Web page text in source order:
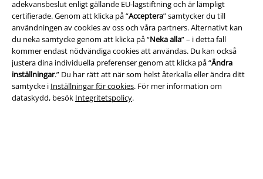
adekvansbeslut enligt gällande EU-lagstiftning och är lämpligt
certifierade. Genom att klicka på “Acceptera” samtycker du till
användningen av cookies av oss och våra partners. Alternativt kan
du neka samtycke genom att klicka på “Neka alla” – i detta fall
kommer endast nödvändiga cookies att användas. Du kan också
justera dina individuella preferenser genom att klicka på “Ändra
inställningar.” Du har rätt att när som helst återkalla eller ändra ditt
samtycke i Inställningar för cookies. För mer information om
dataskydd, besök Integritetspolicy.
Juridisk information/Villkor
Villkor
Om oss
Ladda ner villkoren
Avfallshantering och miljöskydd